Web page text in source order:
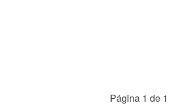
Página 1 de 1